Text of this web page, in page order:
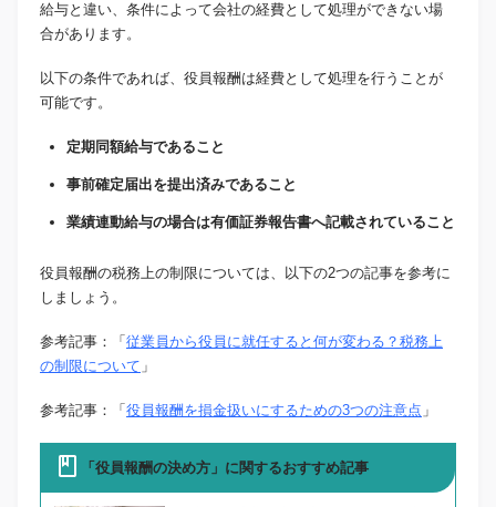
給与と違い、条件によって会社の経費として処理ができない場
合があります。
以下の条件であれば、役員報酬は経費として処理を行うことが
可能です。
定期同額給与であること
事前確定届出を提出済みであること
業績連動給与の場合は有価証券報告書へ記載されていること
役員報酬の税務上の制限については、以下の2つの記事を参考に
しましょう。
参考記事：「 従業員から役員に就任すると何が変わる？税務上
の制限について 」
参考記事：「 役員報酬を損金扱いにするための3つの注意点 」
「役員報酬の決め方」に関するおすすめ記事